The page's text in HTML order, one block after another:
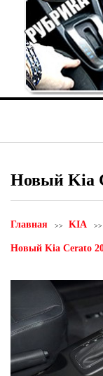
Новый Kia
Главная KIA
Новый Kia Cerato